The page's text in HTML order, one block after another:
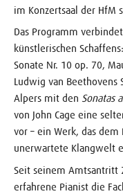
im Konzertsaal der HfM
Das Programm
künstlerischen
Sonate Nr. 10 op. 70,
Ludwig van Beethovens
Alpers mit den Sonatas
von John Cage eine
vor – ein Werk, das
unerwartete Klangwelt
Seit seinem Amtsantritt
erfahrene Pianist die